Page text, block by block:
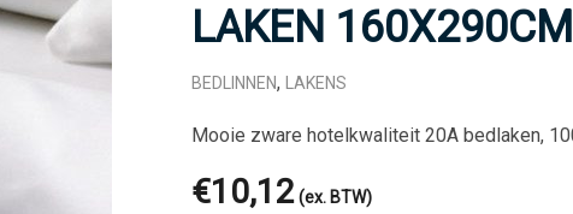
LAKEN
BEDLINNEN, LAKENS
Mooie zware hotelkwaliteit 20A bedlaken,
€10,12(ex. BTW)